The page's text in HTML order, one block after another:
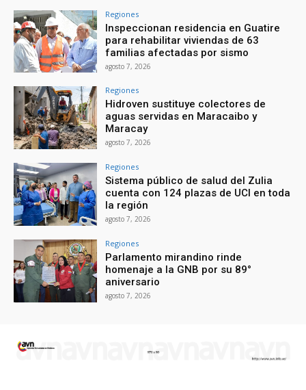
Regiones
Inspeccionan residencia en Guatire
para rehabilitar viviendas de 63
familias afectadas por sismo
agosto 7, 2026
Regiones
Hidroven sustituye colectores de
aguas servidas en Maracaibo y
Maracay
agosto 7, 2026
Regiones
Sistema público de salud del Zulia
cuenta con 124 plazas de UCI en toda
la región
agosto 7, 2026
Regiones
Parlamento mirandino rinde
homenaje a la GNB por su 89°
aniversario
agosto 7, 2026